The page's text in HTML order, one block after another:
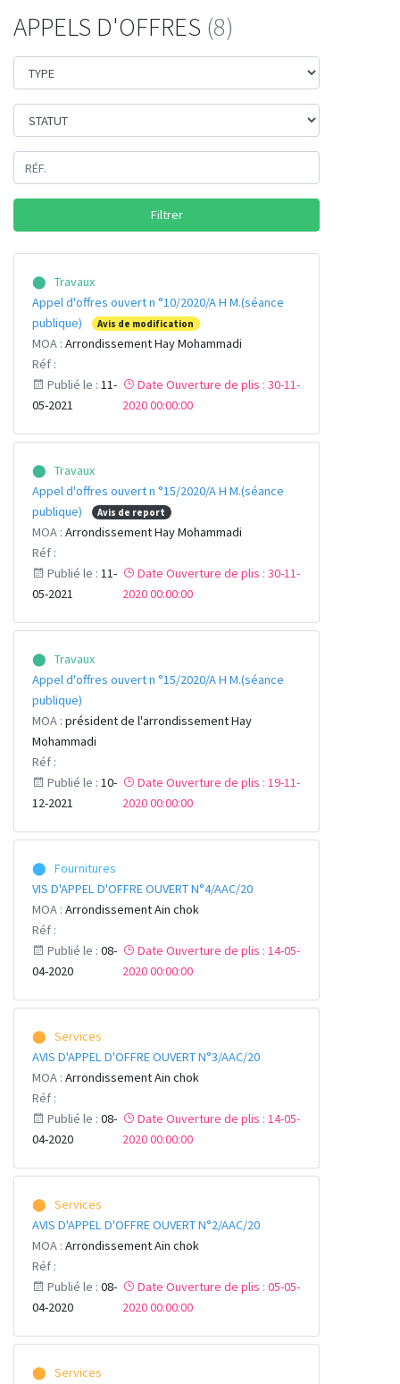
APPELS D'OFFRES (8)
Filtrer
⬤ Travaux
Appel d'offres ouvert n °10/2020/A H M.(séance
publique)
Avis de modification
MOA : Arrondissement Hay Mohammadi
Réf :
Publié le : 11-
05-2021
Date Ouverture de plis : 30-11-
2020 00:00:00
⬤ Travaux
Appel d'offres ouvert n °15/2020/A H M.(séance
publique)
Avis de report
MOA : Arrondissement Hay Mohammadi
Réf :
Publié le : 11-
05-2021
Date Ouverture de plis : 30-11-
2020 00:00:00
⬤ Travaux
Appel d'offres ouvert n °15/2020/A H M.(séance
publique)
MOA : président de l'arrondissement Hay
Mohammadi
Réf :
Publié le : 10-
12-2021
Date Ouverture de plis : 19-11-
2020 00:00:00
⬤ Fournitures
VIS D'APPEL D'OFFRE OUVERT N°4/AAC/20
MOA : Arrondissement Ain chok
Réf :
Publié le : 08-
04-2020
Date Ouverture de plis : 14-05-
2020 00:00:00
⬤ Services
AVIS D'APPEL D'OFFRE OUVERT N°3/AAC/20
MOA : Arrondissement Ain chok
Réf :
Publié le : 08-
04-2020
Date Ouverture de plis : 14-05-
2020 00:00:00
⬤ Services
AVIS D'APPEL D'OFFRE OUVERT N°2/AAC/20
MOA : Arrondissement Ain chok
Réf :
Publié le : 08-
04-2020
Date Ouverture de plis : 05-05-
2020 00:00:00
⬤ Services